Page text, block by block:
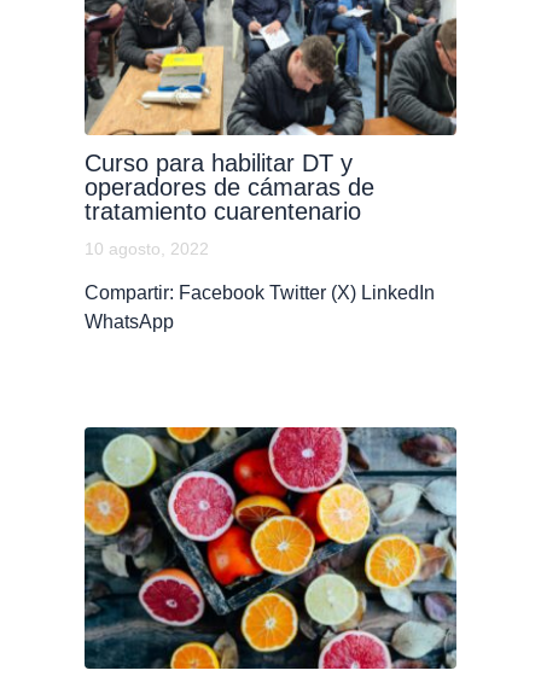
Curso para habilitar DT y
operadores de cámaras de
tratamiento cuarentenario
10 agosto, 2022
Compartir: Facebook Twitter (X) LinkedIn
WhatsApp